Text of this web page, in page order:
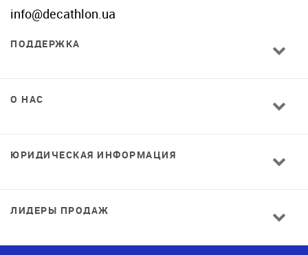
info@decathlon.ua
ПОДДЕРЖКА
О НАС
ЮРИДИЧЕСКАЯ ИНФОРМАЦИЯ
ЛИДЕРЫ ПРОДАЖ